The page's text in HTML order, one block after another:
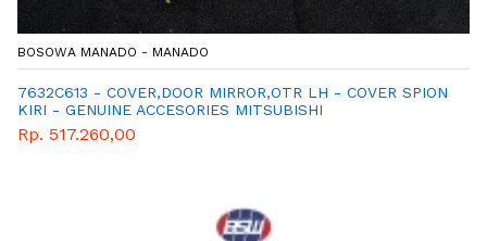
BOSOWA MANADO - MANADO
7632C613 - COVER,DOOR MIRROR,OTR LH - COVER SPION
KIRI - GENUINE ACCESORIES MITSUBISHI
Rp. 517.260,00